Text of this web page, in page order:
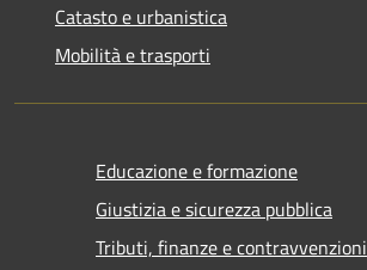
Catasto e urbanistica
Mobilità e trasporti
Educazione e formazione
Giustizia e sicurezza pubblica
Tributi, finanze e contravvenzioni